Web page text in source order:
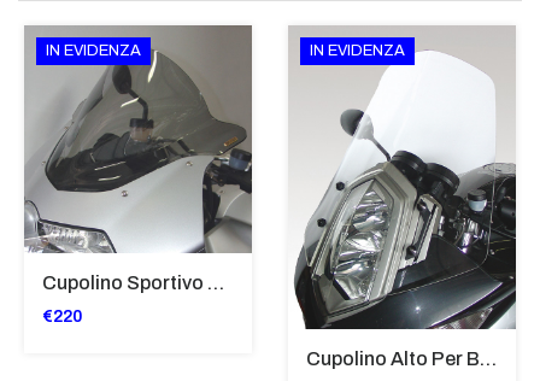
IN EVIDENZA
Cupolino Sportivo Per Bmw K 1200 R Sport 2005-07 TRASPARENTE - Sc967-T
€220
IN EVIDENZA
Cupolino Alto Per Bmw R 1200 St 2004 - 2007 TRASPARENTE - Sc950-T